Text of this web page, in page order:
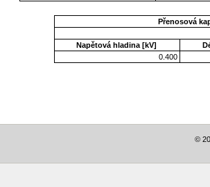
Přenosová
Napětová hladina [kV]
0.400
©